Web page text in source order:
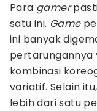
Para gamer
satu ini. Game
ini banyak
pertarungannya
kombinasi
variatif. Selain
lebih dari satu